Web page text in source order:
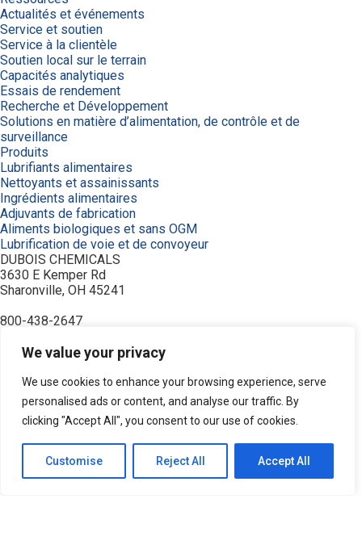
We value your privacy
We use cookies to enhance your browsing experience, serve
personalised ads or content, and analyse our traffic. By
clicking "Accept All", you consent to our use of cookies.
Customise Reject All Accept All
Actualités et événements
Service et soutien
Service à la clientèle
Soutien local sur le terrain
Capacités analytiques
Essais de rendement
Recherche et Développement
Solutions en matière d’alimentation, de contrôle et de
surveillance
Produits
Lubrifiants alimentaires
Nettoyants et assainissants
Ingrédients alimentaires
Adjuvants de fabrication
Aliments biologiques et sans OGM
Lubrification de voie et de convoyeur
DUBOIS CHEMICALS
3630 E Kemper Rd
Sharonville, OH 45241
800-438-2647
À propos de nous
Achetez maintenant
Commande
Contactez-nous
Équipement
Industries
Modalités
Politique de confidentialité
Recherche de produits